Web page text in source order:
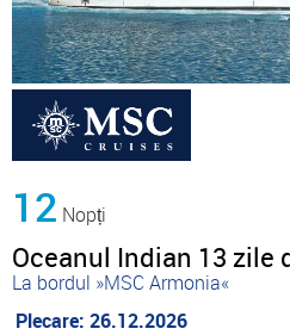
12 Nopți
Oceanul Indian 13 zile
La bordul »MSC Armonia«
Plecare: 26.12.2026